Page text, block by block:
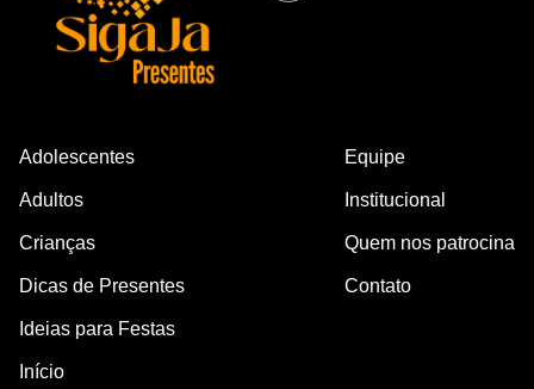
Adolescentes
Adultos
Crianças
Dicas de Presentes
Ideias para Festas
Início
Equipe
Institucional
Quem nos patrocina
Contato